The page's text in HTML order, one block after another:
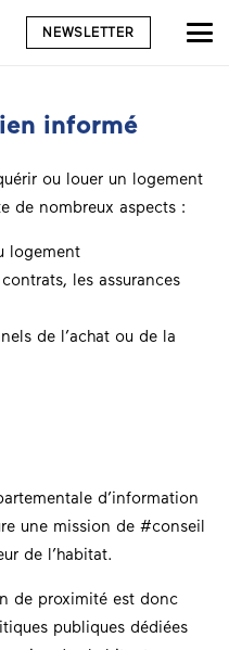
NEWSLETTER
informé
ou louer un logement
de nombreux aspects :
logement
les assurances
de l’achat ou de la
d’information
une mission de #conseil
de l’habitat.
de proximité est donc
publiques dédiées